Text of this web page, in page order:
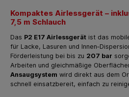
Kompaktes Airlessgerät –
7,5 m Schlauch
Das P2 E17 Airlessgerät ist das
für Lacke, Lasuren und
Förderleistung bei bis zu 207 bar
Arbeiten und gleichmäßige
Ansaugsystem wird direkt aus dem
schnell einsatzbereit, einfach zu